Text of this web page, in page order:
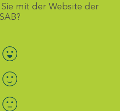
mit der Website der
SAB?
Bewertung auswählen